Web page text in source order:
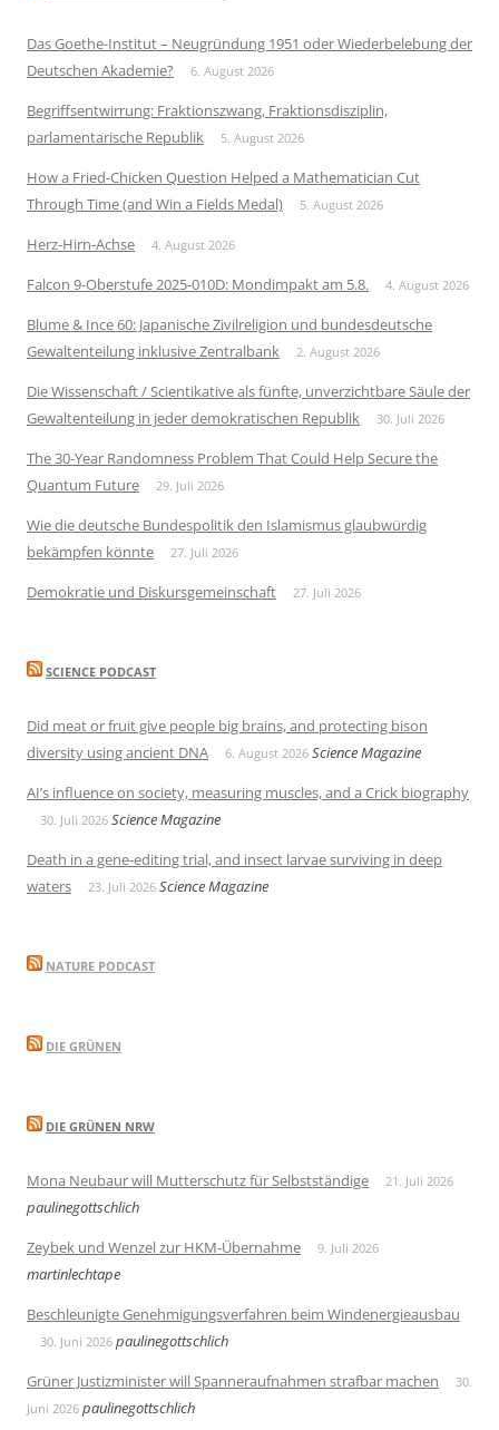
Das Goethe-Institut – Neugründung 1951 oder Wiederbelebung der
Deutschen Akademie?
6. August 2026
Begriffsentwirrung: Fraktionszwang, Fraktionsdisziplin,
parlamentarische Republik
5. August 2026
How a Fried-Chicken Question Helped a Mathematician Cut
Through Time (and Win a Fields Medal)
5. August 2026
Herz-Hirn-Achse 4. August 2026
Falcon 9-Oberstufe 2025-010D: Mondimpakt am 5.8. 4. August 2026
Blume & Ince 60: Japanische Zivilreligion und bundesdeutsche
Gewaltenteilung inklusive Zentralbank
2. August 2026
Die Wissenschaft / Scientikative als fünfte, unverzichtbare Säule der
Gewaltenteilung in jeder demokratischen Republik
30. Juli 2026
The 30-Year Randomness Problem That Could Help Secure the
Quantum Future
29. Juli 2026
Wie die deutsche Bundespolitik den Islamismus glaubwürdig
bekämpfen könnte
27. Juli 2026
Demokratie und Diskursgemeinschaft 27. Juli 2026
SCIENCE PODCAST
Did meat or fruit give people big brains, and protecting bison
diversity using ancient DNA
6. August 2026 Science Magazine
AI’s influence on society, measuring muscles, and a Crick biography
30. Juli 2026 Science Magazine
Death in a gene-editing trial, and insect larvae surviving in deep
waters
23. Juli 2026 Science Magazine
NATURE PODCAST
DIE GRÜNEN
DIE GRÜNEN NRW
Mona Neubaur will Mutterschutz für Selbstständige 21. Juli 2026
paulinegottschlich
Zeybek und Wenzel zur HKM-Übernahme
9. Juli 2026
martinlechtape
Beschleunigte Genehmigungsverfahren beim Windenergieausbau
30. Juni 2026 paulinegottschlich
Grüner Justizminister will Spanneraufnahmen strafbar machen
30.
Juni 2026 paulinegottschlich